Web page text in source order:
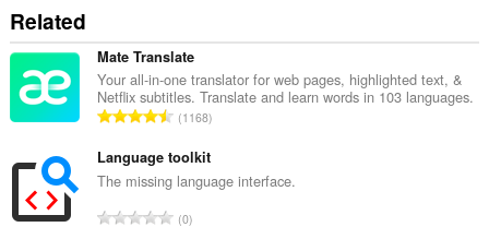
ўстаўляеце.
Гэта
пашырэньне
дадасць
панэль
да
панэлі.
Гэта
пашырэнне
Related
Mate Translate
Your all-in-one translator for web pages, highlighted text, &
Netflix subtitles. Translate and learn words in 103 languages.
А
з
н
к
1168
Language toolkit
The missing language interface.
А0